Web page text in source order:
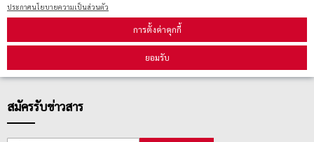
ประกาศนโยบายความเป็นส่วนตัว
การตั้งค่าคุกกี้
ยอมรับ
ตรวจสอบสถานะสินค้า
สมัครรับข่าวสาร